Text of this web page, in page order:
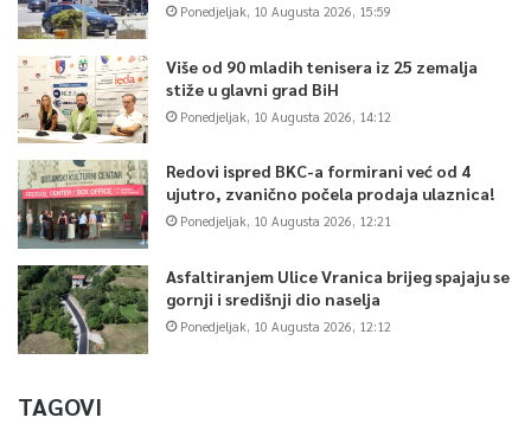
Ponedjeljak, 10 Augusta 2026, 15:59
Više od 90 mladih tenisera iz 25 zemalja
stiže u glavni grad BiH
Ponedjeljak, 10 Augusta 2026, 14:12
Redovi ispred BKC-a formirani već od 4
ujutro, zvanično počela prodaja ulaznica!
Ponedjeljak, 10 Augusta 2026, 12:21
Asfaltiranjem Ulice Vranica brijeg spajaju se
gornji i središnji dio naselja
Ponedjeljak, 10 Augusta 2026, 12:12
TAGOVI